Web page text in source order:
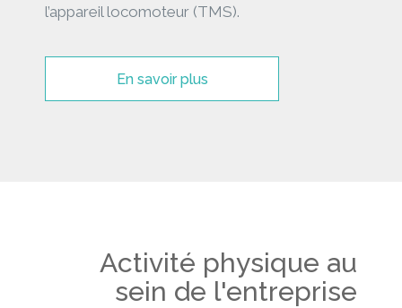
l’appareil locomoteur (TMS).
En savoir plus
Activité physique au
sein de l'entreprise